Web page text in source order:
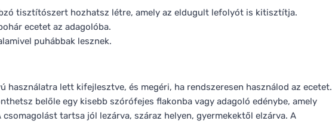
tisztítószert hozhatsz létre, amely az eldugult lefolyót is kitisztítja.
ecetet az adagolóba.
puhábbak lesznek.
használatra lett kifejlesztve, és megéri, ha rendszeresen használod az ecetet.
belőle egy kisebb szórófejes flakonba vagy adagoló edénybe, amely
tartsa jól lezárva, száraz helyen, gyermekektől elzárva. A